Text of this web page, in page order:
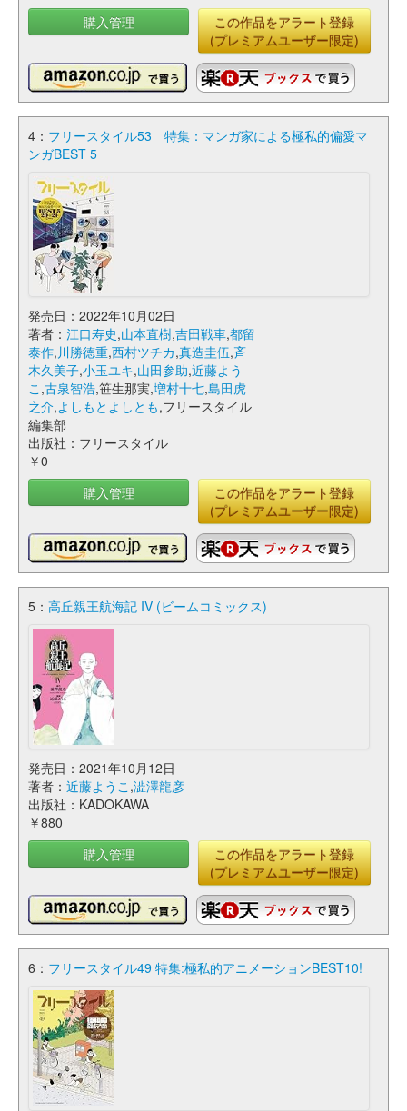
購入管理
この作品をアラート登録
(プレミアムユーザー限定)
4： フリースタイル53 特集：マンガ家による極私的偏愛マ
ンガBEST 5
発売日：2022年10月02日
著者： 江口寿史,山本直樹,吉田戦車,都留
泰作,川勝徳重,西村ツチカ,真造圭伍,斉
木久美子,小玉ユキ,山田参助,近藤よう
こ ,古泉智浩,笹生那実,増村十七,島田虎
之介,よしもとよしとも,フリースタイル
編集部
出版社：フリースタイル
￥0
購入管理
この作品をアラート登録
(プレミアムユーザー限定)
5： 高丘親王航海記 IV (ビームコミックス)
発売日：2021年10月12日
著者： 近藤ようこ ,澁澤龍彦
出版社：KADOKAWA
￥880
購入管理
この作品をアラート登録
(プレミアムユーザー限定)
6： フリースタイル49 特集:極私的アニメーションBEST10!